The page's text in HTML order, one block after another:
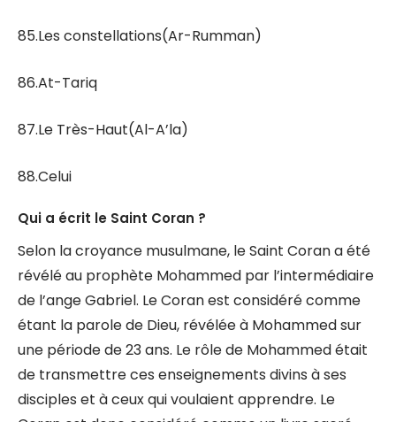
85.Les constellations(Ar-Rumman)
86.At-Tariq
87.Le Très-Haut(Al-A’la)
88.Celui
Qui a écrit le Saint Coran ?
Selon la croyance musulmane, le Saint Coran a été
révélé au prophète Mohammed par l’intermédiaire
de l’ange Gabriel. Le Coran est considéré comme
étant la parole de Dieu, révélée à Mohammed sur
une période de 23 ans. Le rôle de Mohammed était
de transmettre ces enseignements divins à ses
disciples et à ceux qui voulaient apprendre. Le